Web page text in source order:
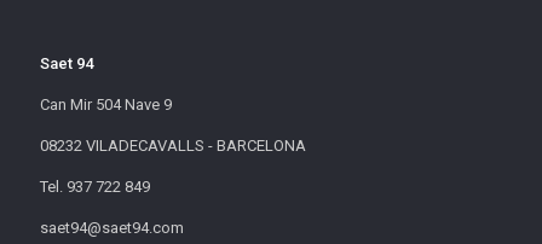
Saet 94
Can Mir 504 Nave 9
08232 VILADECAVALLS - BARCELONA
Tel. 937 722 849
saet94@saet94.com